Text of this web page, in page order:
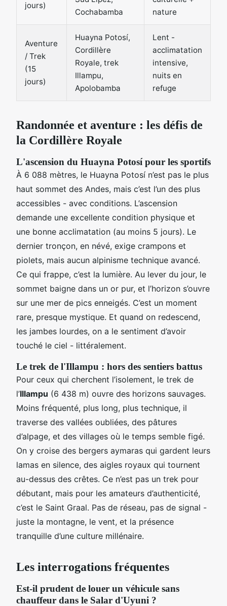
jours)
Cochabamba
nature
Aventure
/ Trek
(15
jours)
Huayna Potosí,
Cordillère
Royale, trek
Illampu,
Apolobamba
Lent -
acclimatation
intensive,
nuits en
refuge
Randonnée et aventure : les défis de
la Cordillère Royale
L'ascension du Huayna Potosí pour les sportifs
À 6 088 mètres, le Huayna Potosí n’est pas le plus
haut sommet des Andes, mais c’est l’un des plus
accessibles - avec conditions. L’ascension
demande une excellente condition physique et
une bonne acclimatation (au moins 5 jours). Le
dernier tronçon, en névé, exige crampons et
piolets, mais aucun alpinisme technique avancé.
Ce qui frappe, c’est la lumière. Au lever du jour, le
sommet baigne dans un or pur, et l’horizon s’ouvre
sur une mer de pics enneigés. C’est un moment
rare, presque mystique. Et quand on redescend,
les jambes lourdes, on a le sentiment d’avoir
touché le ciel - littéralement.
Le trek de l'Illampu : hors des sentiers battus
Pour ceux qui cherchent l’isolement, le trek de
l’Illampu (6 438 m) ouvre des horizons sauvages.
Moins fréquenté, plus long, plus technique, il
traverse des vallées oubliées, des pâtures
d’alpage, et des villages où le temps semble figé.
On y croise des bergers aymaras qui gardent leurs
lamas en silence, des aigles royaux qui tournent
au-dessus des crêtes. Ce n’est pas un trek pour
débutant, mais pour les amateurs d’authenticité,
c’est le Saint Graal. Pas de réseau, pas de signal -
juste la montagne, le vent, et la présence
tranquille d’une culture millénaire.
Les interrogations fréquentes
Est-il prudent de louer un véhicule sans
chauffeur dans le Salar d'Uyuni ?